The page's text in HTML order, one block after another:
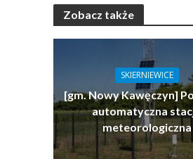
Zobacz także
SKIERNIEWICE
[gm. Nowy Kawęczyn]
automatyczna
meteorologiczna